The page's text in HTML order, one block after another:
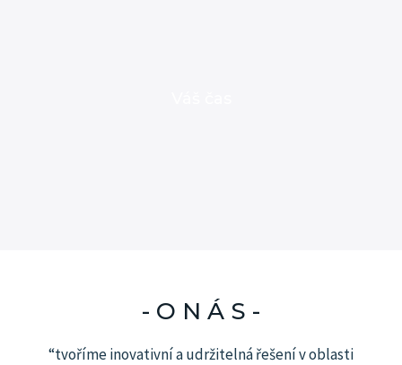
- O N Á S -
“tvoříme inovativní a udržitelná řešení v oblasti